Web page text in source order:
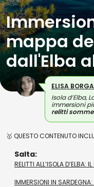
mappa
dall'Elba
ELISA
Isola d’Elba,
immersioni
relitti
🥇 QUESTO CONTENUTO
Salta:
RELITTI ALL’ISOLA D’ELBA:
IMMERSIONI IN SARDEGNA: